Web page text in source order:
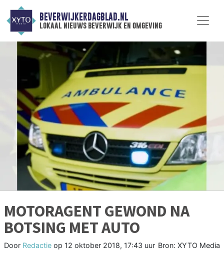
BEVERWIJKERDAGBLAD.NL
lokaal nieuws beverwijk en omgeving
MOTORAGENT GEWOND NA
BOTSING MET AUTO
Door Redactie op 12 oktober 2018, 17:43 uur Bron: XYTO Media